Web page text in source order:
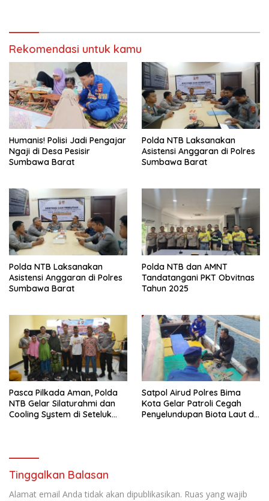
Rekomendasi untuk kamu
Humanis! Polisi Jadi Pengajar
Ngaji di Desa Pesisir
Sumbawa Barat
Polda NTB Laksanakan
Asistensi Anggaran di Polres
Sumbawa Barat
Polda NTB Laksanakan
Asistensi Anggaran di Polres
Sumbawa Barat
Polda NTB dan AMNT
Tandatangani PKT Obvitnas
Tahun 2025
Pasca Pilkada Aman, Polda
NTB Gelar Silaturahmi dan
Cooling System di Seteluk
Satpol Airud Polres Bima
Kota Gelar Patroli Cegah
Penyelundupan Biota Laut di
Tinggalkan Balasan
Alamat email Anda tidak akan dipublikasikan. Ruas yang wajib